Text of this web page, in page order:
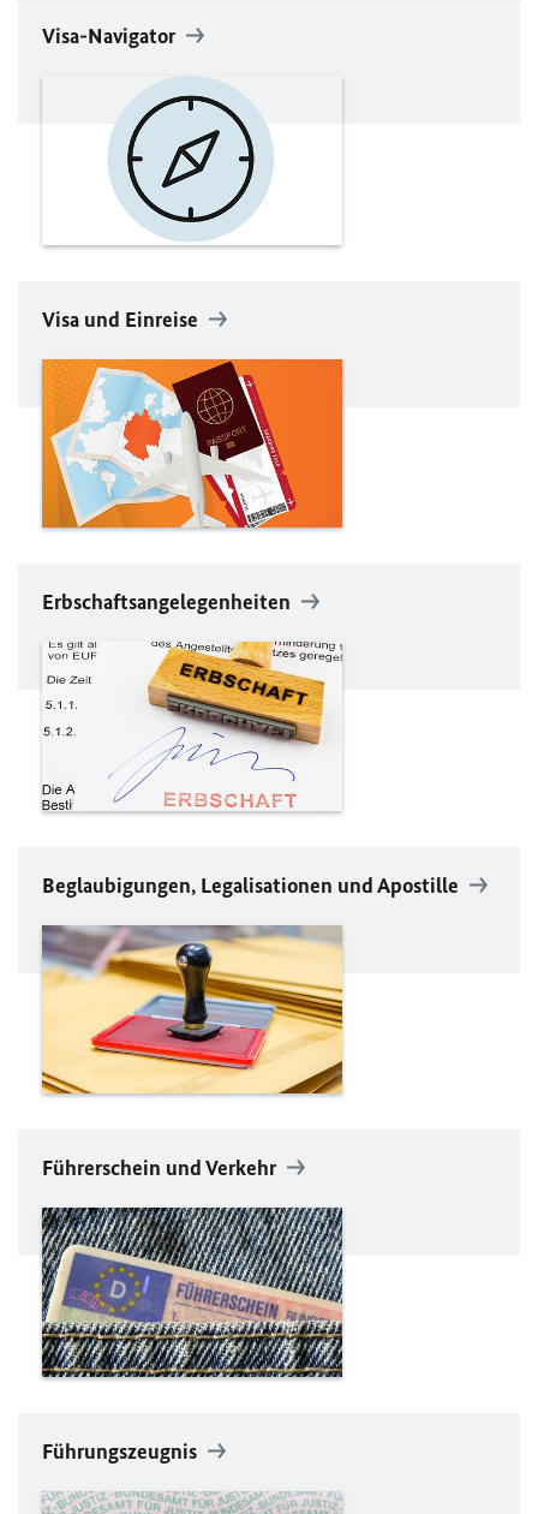
Visa-Navigator
Visa und Einreise
Erbschaftsangelegenheiten
Beglaubigungen, Legalisationen und Apostille
Führerschein und Verkehr
Führungszeugnis